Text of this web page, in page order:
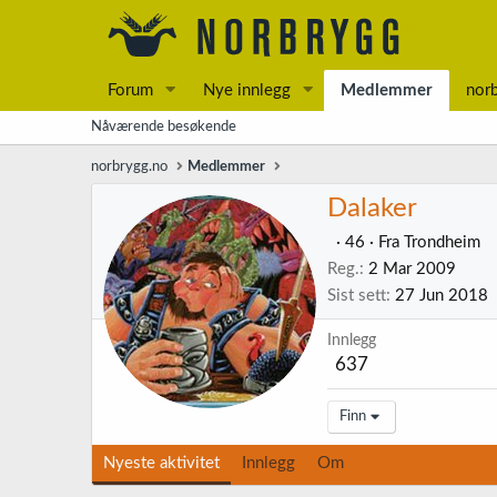
Forum Nye innlegg Medlemmer
Nåværende besøkende
norbrygg.no Medlemmer
Dalaker
· 46 · Fra
Trondheim
Reg. 2 Mar 2009
Sist sett 27 Jun 2018
Innlegg
637
Finn
Nyeste aktivitet Innlegg Om